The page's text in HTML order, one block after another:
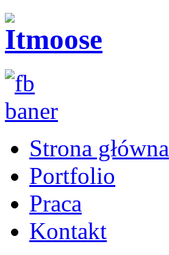
Strona główna
Portfolio
Praca
Kontakt